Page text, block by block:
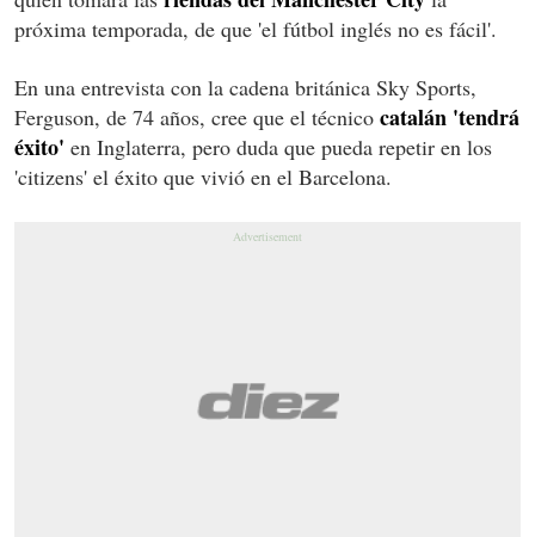
próxima temporada, de que 'el fútbol inglés no es fácil'.
En una entrevista con la cadena británica Sky Sports,
Ferguson, de 74 años, cree que el técnico catalán 'tendrá
éxito' en Inglaterra, pero duda que pueda repetir en los
'citizens' el éxito que vivió en el Barcelona.